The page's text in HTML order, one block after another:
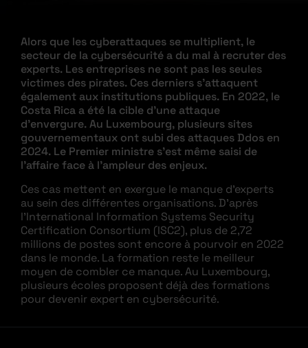
Alors que les cyberattaques se multiplient, le
secteur de la cybersécurité a du mal à recruter des
experts. Les entreprises ne sont pas les seules
victimes des pirates. Ces derniers s’attaquent
également aux institutions publiques. En 2022, le
Costa Rica a été la cible d’une attaque
d’envergure. Au Luxembourg, plusieurs sites
gouvernementaux ont subi des attaques Ddos en
2024. Le Premier ministre s’est même saisi de
l’affaire face à l’ampleur des enjeux.
Ces cas mettent en exergue le manque d’experts
au sein des différentes organisations. D’après
l’International Information Systems Security
Certification Consortium (ISC2), plus de 2,72
millions de postes sont encore à pourvoir en 2022
dans le monde. La formation reste le meilleur
moyen de combler ce manque. Au Luxembourg,
plusieurs écoles proposent déjà des formations
pour devenir expert en cybersécurité.